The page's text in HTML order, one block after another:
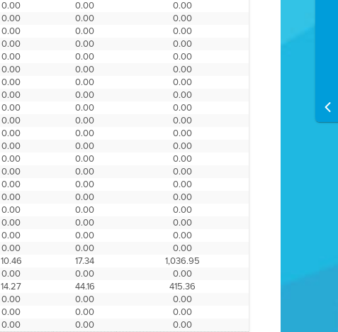
0.00 0.00
0.00
0.00 0.00
0.00
0.00 0.00
0.00
0.00 0.00
0.00
0.00 0.00
0.00
0.00 0.00
0.00
0.00 0.00
0.00
0.00 0.00
0.00
0.00 0.00
0.00
0.00 0.00
0.00
0.00 0.00
0.00
0.00 0.00
0.00
0.00 0.00
0.00
0.00 0.00
0.00
0.00 0.00
0.00
0.00 0.00
0.00
0.00 0.00
0.00
0.00 0.00
0.00
0.00 0.00
0.00
0.00 0.00
0.00
10.46 17.34
1,036.95
0.00 0.00
0.00
14.27 44.16
415.36
0.00 0.00
0.00
0.00 0.00
0.00
0.00 0.00 0.00